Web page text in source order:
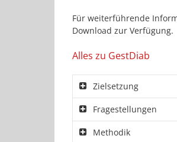
Für weiterführende
Download zur Verfügung.
Alles zu GestDiab
Zielsetzung
Fragestellungen
Methodik